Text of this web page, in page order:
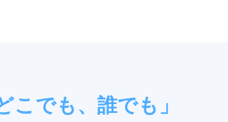
こでも、誰でも」